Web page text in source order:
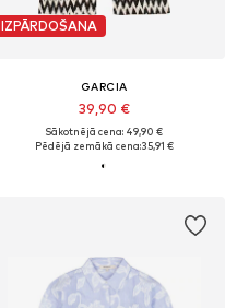
IZPĀRDOŠANA
GARCIA
39,90 €
Sākotnējā cena: 49,90 €
Pēdējā zemākā cena:35,91 €